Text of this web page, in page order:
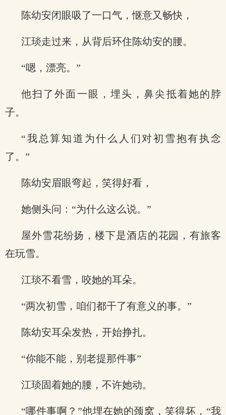
陈幼安闭眼吸了一口气，惬意又畅快，
江琰走过来，从背后环住陈幼安的腰。
“嗯，漂亮。”
他扫了外面一眼，埋头，鼻尖抵着她的脖
子。
“我总算知道为什么人们对初雪抱有执念
了。”
陈幼安眉眼弯起，笑得好看，
她侧头问：“为什么这么说。”
屋外雪花纷扬，楼下是酒店的花园，有旅客
在玩雪。
江琰不看雪，咬她的耳朵。
“两次初雪，咱们都干了有意义的事。”
陈幼安耳朵发热，开始挣扎。
“你能不能，别老提那件事”
江琰固着她的腰，不许她动。
“哪件事啊？”他埋在她的颈窝，笑得坏，“我